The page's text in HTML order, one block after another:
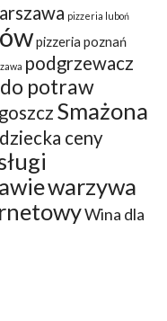
pizzeria luboń
pizzeria poznań
podgrzewacz
potraw
Smażona
ceny
warzywa
Wina dla